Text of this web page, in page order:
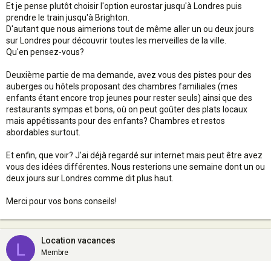
Et je pense plutôt choisir l'option eurostar jusqu'à Londres puis
prendre le train jusqu'à Brighton.
D'autant que nous aimerions tout de même aller un ou deux jours
sur Londres pour découvrir toutes les merveilles de la ville.
Qu'en pensez-vous?
Deuxième partie de ma demande, avez vous des pistes pour des
auberges ou hôtels proposant des chambres familiales (mes
enfants étant encore trop jeunes pour rester seuls) ainsi que des
restaurants sympas et bons, où on peut goûter des plats locaux
mais appétissants pour des enfants? Chambres et restos
abordables surtout.
Et enfin, que voir? J'ai déjà regardé sur internet mais peut être avez
vous des idées différentes. Nous resterions une semaine dont un ou
deux jours sur Londres comme dit plus haut.
Merci pour vos bons conseils!
L Location vacances
Membre